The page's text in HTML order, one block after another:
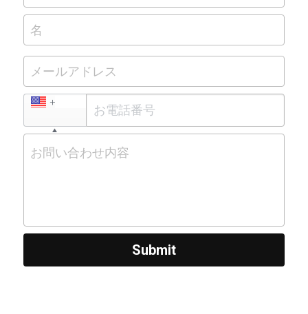
名
メールアドレス
+1
お問い合わせ内容
Submit